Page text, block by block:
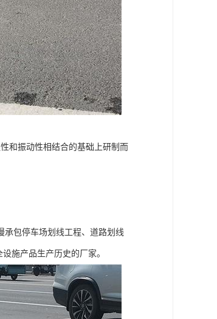
和振动性相结合的基础上研制而
承包停车场划线工程、道路划线
施产品生产历史的厂家。